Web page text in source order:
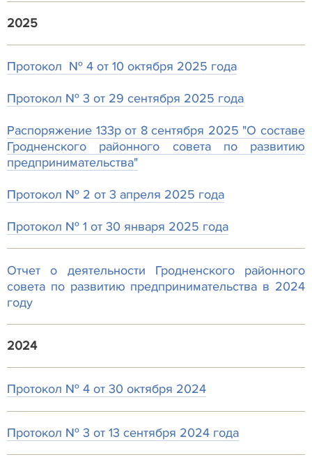
2025
Протокол № 4 от 10 октября 2025 года
Протокол № 3 от 29 сентября 2025 года
Распоряжение 133р от 8 сентября 2025 "О составе
Гродненского районного совета по развитию
предпринимательства"
Протокол № 2 от 3 апреля 2025 года
Протокол № 1 от 30 января 2025 года
Отчет о деятельности Гродненского районного
совета по развитию предпринимательства в 2024
году
2024
Протокол № 4 от 30 октября 2024
Протокол № 3 от 13 сентября 2024 года